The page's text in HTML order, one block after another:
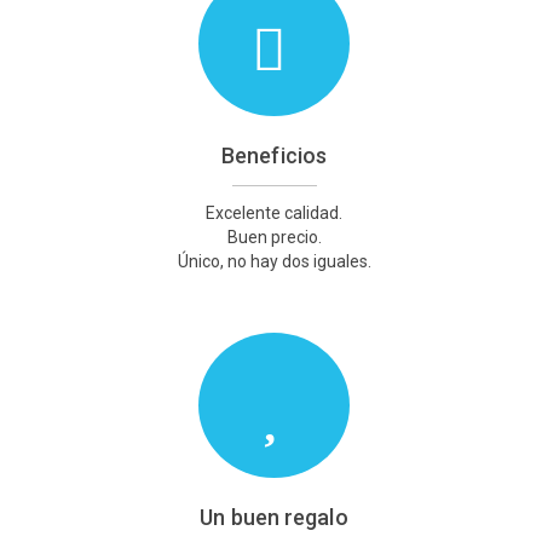
Beneficios
Excelente calidad.
Buen precio.
Único, no hay dos iguales.
Un buen regalo